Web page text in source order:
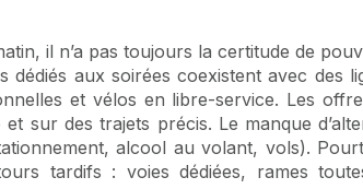
il n’a pas toujours la certitude de
dédiés aux soirées coexistent avec des
et vélos en libre-service. Les
sur des trajets précis. Le manque
alcool au volant, vols).
tardifs : voies dédiées, rames